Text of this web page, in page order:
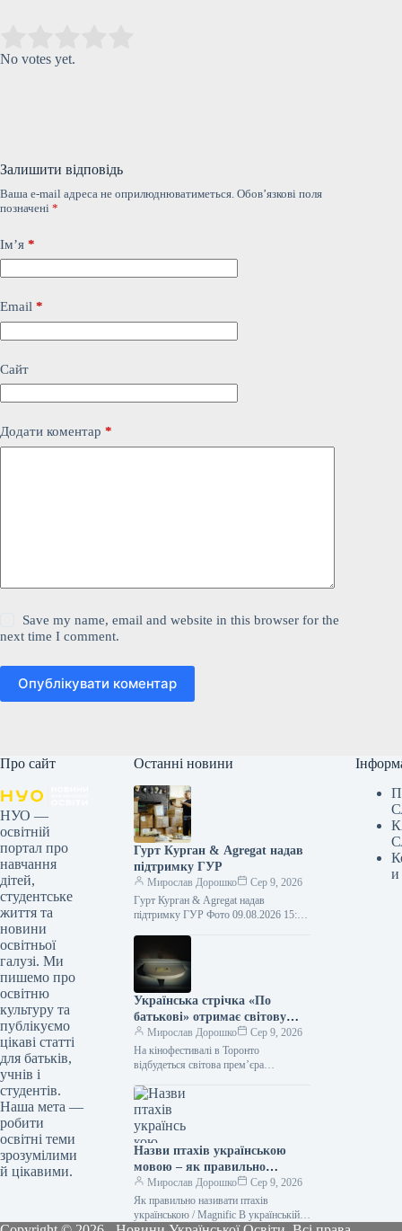
No votes yet.
Залишити відповідь
Ваша e-mail адреса не оприлюднюватиметься. Обов’язкові поля
позначені *
Ім’я *
Email *
Сайт
Додати коментар *
Save my name, email and website in this browser for the
next time I comment.
Опублікувати коментар
Про сайт
НУО —
освітній
портал про
навчання
дітей,
студентське
життя та
новини
освітньої
галузі. Ми
пишемо про
освітню
культуру та
публікуємо
цікаві статті
для батьків,
учнів і
студентів.
Наша мета —
робити
освітні теми
зрозумілими
й цікавими.
Останні новини
Гурт Курган & Agregat надав
підтримку ГУР
Мирослав Дорошко
Сер 9, 2026
Гурт Курган & Agregat надав
підтримку ГУР Фото 09.08.2026 15:11
«Артан» отримали нову партію…
Українська стрічка «По
батькові» отримає світову
прем’єру на кінофестивалі в
Торонто
Мирослав Дорошко
Сер 9, 2026
На кінофестивалі в Торонто
відбудеться світова прем’єра
09.08.2026 09:28 Укрінформ На 51-му
міжнародному кінофестивалі у
Торонто,…
Назви птахів українською
мовою – як правильно
назвати лелеку, зозулю,
снігура
Мирослав Дорошко
Сер 9, 2026
Як правильно називати птахів
українською / Magnific В українській
и